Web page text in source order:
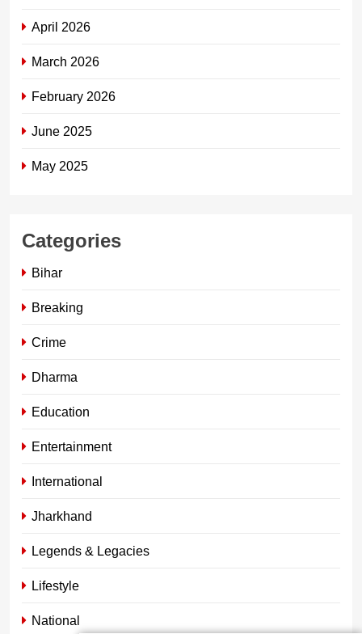
April 2026
March 2026
February 2026
June 2025
May 2025
Categories
Bihar
Breaking
Crime
Dharma
Education
Entertainment
International
Jharkhand
Legends & Legacies
Lifestyle
National